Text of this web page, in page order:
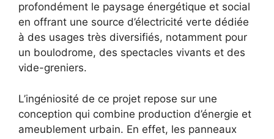
profondément le paysage énergétique et social
en offrant une source d’électricité verte dédiée
à des usages très diversifiés, notamment pour
un boulodrome, des spectacles vivants et des
vide-greniers.
L’ingéniosité de ce projet repose sur une
conception qui combine production d’énergie et
ameublement urbain. En effet, les panneaux